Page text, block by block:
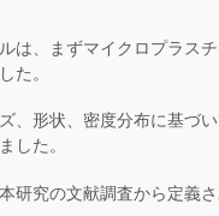
は、まずマイクロプラス
た。
、形状、密度分布に基づ
した。
研究の文献調査から定義さ